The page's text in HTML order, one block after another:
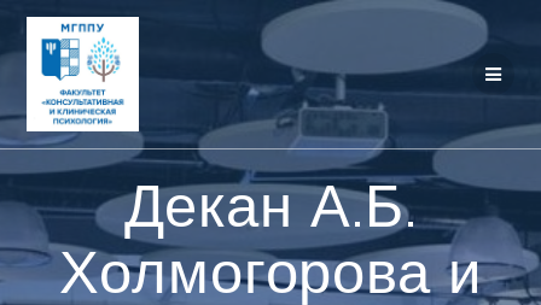
Перейти
контенту
Декан А.Б.
Холмогорова и